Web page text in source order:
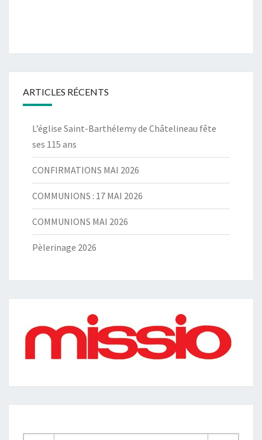
ARTICLES RÉCENTS
L’église Saint-Barthélemy de Châtelineau fête
ses 115 ans
CONFIRMATIONS MAI 2026
COMMUNIONS : 17 MAI 2026
COMMUNIONS MAI 2026
Pèlerinage 2026